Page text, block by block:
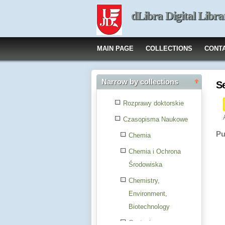
dLibra Digital
MAIN PAGE COLLECTIONS
Narrow by collections
Rozprawy doktorskie
Czasopisma Naukowe
Chemia
Chemia i Ochrona
Środowiska
Chemistry,
Environment,
Biotechnology
Czytanie